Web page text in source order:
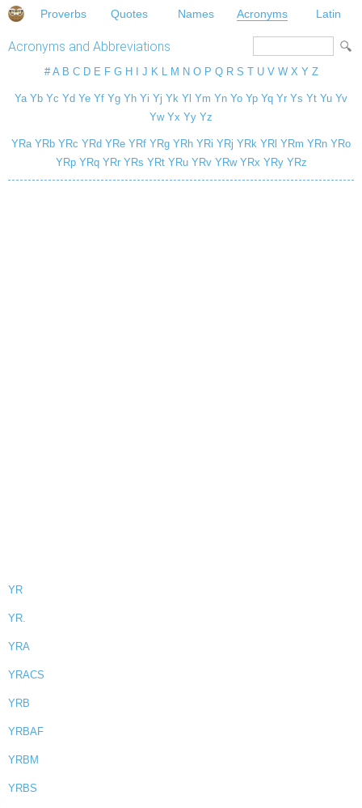
Proverbs Quotes Names Acronyms Latin
Acronyms and Abbreviations
# A B C D E F G H J K L M N O P Q R S T U V W X Y Z
Ya Yb Yc Yd Ye Yf Yg Yh Yi Yj Yk Yl Ym Yn Yo Yp Yq Yr Ys Yt Yu Yv
Yw Yx Yy Yz
YRa YRb YRc YRd YRe YRf YRg YRh YRi YRj YRk YRl YRm YRn YRo
YRp YRq YRr YRs YRt YRu YRv YRw YRx YRy YRz
YR
YR.
YRA
YRACS
YRB
YRBAF
YRBM
YRBS